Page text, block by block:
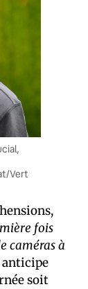
Vert
fois
caméras à
anticipe
soit